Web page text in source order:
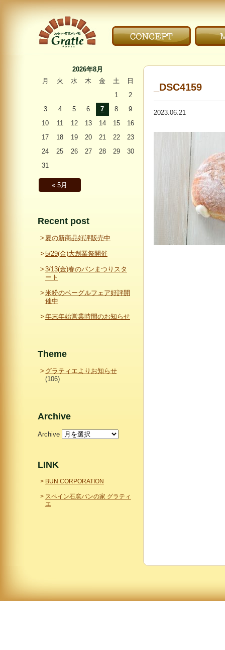
ティエ
_DSC4159
2023.06.21
2026年8月
月
火 水 木 金 土 日
« 5月
1
2
3
4 5 6 7 8
9
10
11 12 13 14 15
16
17
18 19 20 21 22
23
24
25 26 27 28 29
30
31
Recent post
夏の新商品好評販売中
5/29(金)大創業祭開催
3/13(金)春のパンまつりスタ
ート
米粉のベーグルフェア好評開
催中
年末年始営業時間のお知らせ
Theme
グラティエよりお知らせ
(106)
Archive
Archive
LINK
BUN CORPORATION
スペイン石窯パンの家 グラティ
エ